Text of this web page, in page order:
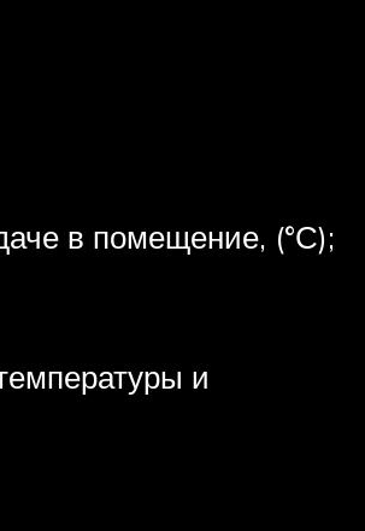
в помещение, (°С);
и